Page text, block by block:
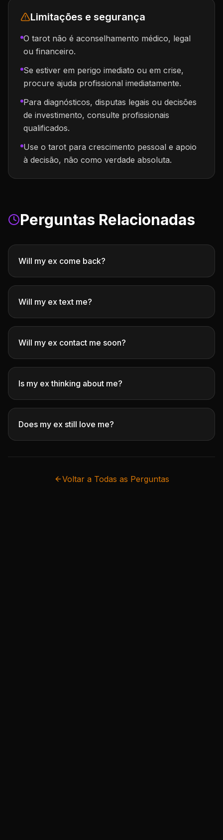
Limitações e segurança
O tarot não é aconselhamento médico, legal
ou financeiro.
Se estiver em perigo imediato ou em crise,
procure ajuda profissional imediatamente.
Para diagnósticos, disputas legais ou decisões
de investimento, consulte profissionais
qualificados.
Use o tarot para crescimento pessoal e apoio
à decisão, não como verdade absoluta.
Perguntas Relacionadas
Will my ex come back?
Will my ex text me?
Will my ex contact me soon?
Is my ex thinking about me?
Does my ex still love me?
Voltar a Todas as Perguntas